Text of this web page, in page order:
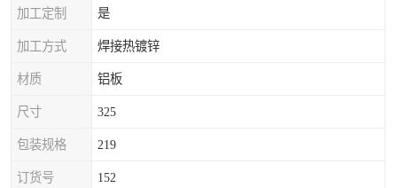
加工定制 是
加工方式 焊接热镀锌
材质 铝板
尺寸 325
包装规格 219
订货号 152